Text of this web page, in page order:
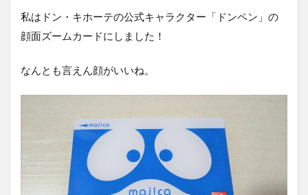
会員
ーコ
4.4
メッ
ンキ
ュー
メー
ル）
私はドン・キホーテの公式キャラクター「ドンペン」の
顔面ズームカードにしました！
なんとも言えん顔がいいね。